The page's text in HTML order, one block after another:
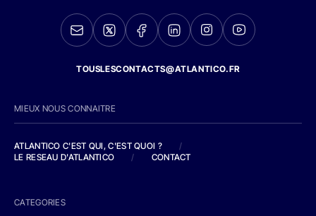
TOUSLESCONTACTS@ATLANTICO.FR
MIEUX NOUS CONNAITRE
ATLANTICO C'EST QUI, C'EST QUOI ?
/
LE RESEAU D'ATLANTICO
/ CONTACT
CATEGORIES